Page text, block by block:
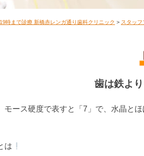
時まで診療 新橋赤レンガ通り歯科クリニック > スタッフ
歯は鉄よ
モース硬度で表すと「7」で、水晶と
は